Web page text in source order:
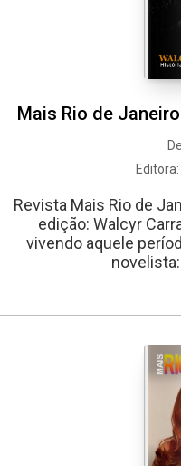
Mais Rio de
De
Editora:
Revista Mais Rio de
edição: Walcyr
vivendo aquele